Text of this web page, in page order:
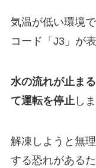
気温が低い環境
コード「J3」が
水の流れが止ま
て運転を停止 し
解凍しようと無
する恐れがある